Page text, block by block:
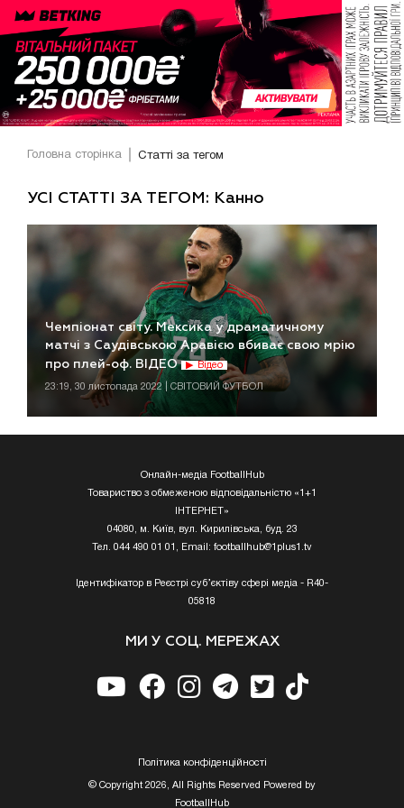
Головна сторінка Статті за тегом
УСІ СТАТТІ ЗА ТЕГОМ: Канно
Чемпіонат світу. Мексика у драматичному
матчі з Саудівською Аравією вбиває свою мрію
про плей-оф. ВІДЕО
Відео
23:19, 30 листопада 2022 | СВІТОВИЙ ФУТБОЛ
Онлайн-медіа FootballHub
Товариство з обмеженою відповідальністю «1+1
ІНТЕРНЕТ»
04080, м. Київ, вул. Кирилівська, буд. 23
Тел. 044 490 01 01, Email: footballhub@1plus1.tv
Ідентифікатор в Реєстрі суб’єктіву сфері медіа - R40-
05818
МИ У СОЦ. МЕРЕЖАХ
Полiтика конфiденцiйностi
© Copyright 2026, All Rights Reserved Powered by
FootballHub